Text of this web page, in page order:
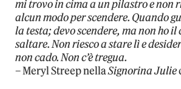
mi trovo in cima a un pilastro e non
alcun modo per scendere. Quando
la testa; devo scendere, ma non ho il
saltare. Non riesco a stare lì e
non cado. Non c’è tregua.
– Meryl Streep nellaSignorina Julie